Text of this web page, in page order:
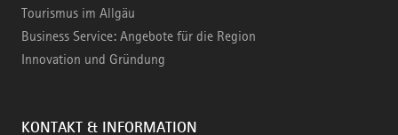
Tourismus im Allgäu
Business Service: Angebote für die Region
Innovation und Gründung
KONTAKT & INFORMATION